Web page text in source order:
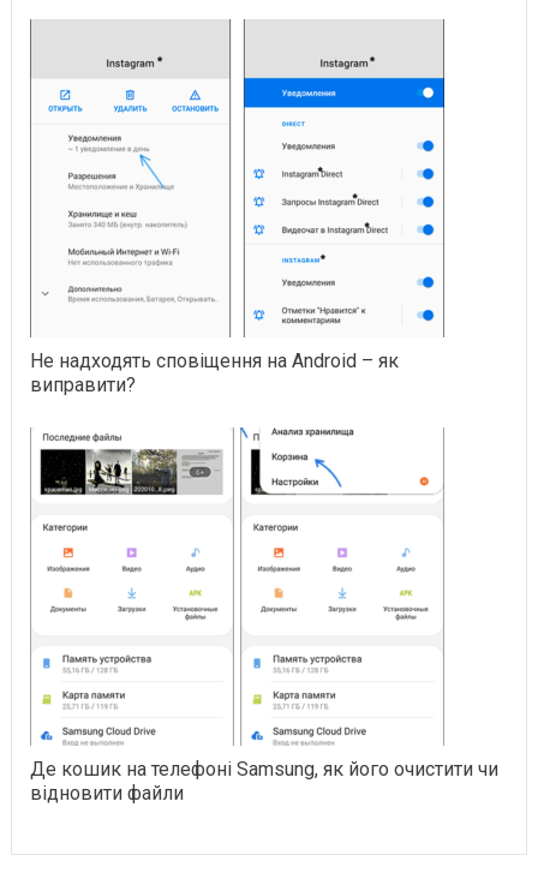
Не надходять сповіщення на Android – як
виправити?
Де кошик на телефоні Samsung, як його очистити чи
відновити файли